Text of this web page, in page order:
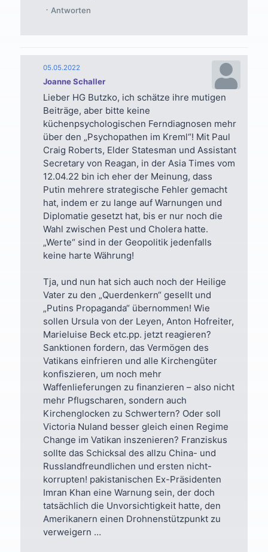
Antworten
Joanne Schaller
05.05.2022
Lieber HG Butzko, ich schätze ihre mutigen
Beiträge, aber bitte keine
küchenpsychologischen Ferndiagnosen mehr
über den „Psychopathen im Kreml“! Mit Paul
Craig Roberts, Elder Statesman und Assistant
Secretary von Reagan, in der Asia Times vom
12.04.22 bin ich eher der Meinung, dass
Putin mehrere strategische Fehler gemacht
hat, indem er zu lange auf Warnungen und
Diplomatie gesetzt hat, bis er nur noch die
Wahl zwischen Pest und Cholera hatte.
„Werte“ sind in der Geopolitik jedenfalls
keine harte Währung!
Tja, und nun hat sich auch noch der Heilige
Vater zu den „Querdenkern“ gesellt und
„Putins Propaganda“ übernommen! Wie
sollen Ursula von der Leyen, Anton Hofreiter,
Marieluise Beck etc.pp. jetzt reagieren?
Sanktionen fordern, das Vermögen des
Vatikans einfrieren und alle Kirchengüter
konfiszieren, um noch mehr
Waffenlieferungen zu finanzieren – also nicht
mehr Pflugscharen, sondern auch
Kirchenglocken zu Schwertern? Oder soll
Victoria Nuland besser gleich einen Regime
Change im Vatikan inszenieren? Franziskus
sollte das Schicksal des allzu China- und
Russlandfreundlichen und ersten nicht-
korrupten! pakistanischen Ex-Präsidenten
Imran Khan eine Warnung sein, der doch
tatsächlich die Unvorsichtigkeit hatte, den
Amerikanern einen Drohnenstützpunkt zu
verweigern …